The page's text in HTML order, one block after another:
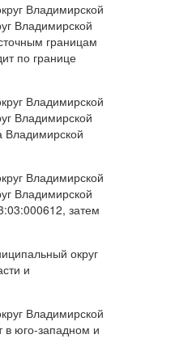
Владимирской
Владимирской
границам
по границе
Владимирской
Владимирской
Владимирской
Владимирской
Владимирской
затем
округ
и
Владимирской
в юго-западном и